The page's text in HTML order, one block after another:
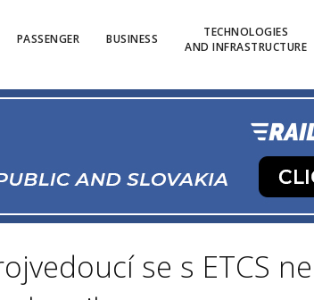
PASSENGER BUSINESS
TECHNOLOGIES
AND INFRASTRUCTURE
se s ETCS